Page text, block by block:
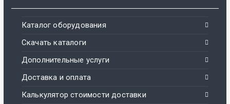
Каталог оборудования
Скачать каталоги
Дополнительные услуги
Доставка и оплата
Калькулятор стоимости доставки